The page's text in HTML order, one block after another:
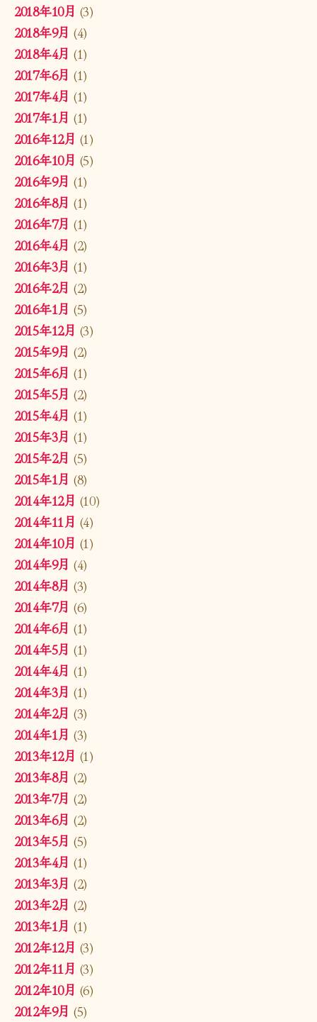
2018年10月 (3)
2018年9月 (4)
2018年4月 (1)
2017年6月 (1)
2017年4月 (1)
2017年1月 (1)
2016年12月 (1)
2016年10月 (5)
2016年9月 (1)
2016年8月 (1)
2016年7月 (1)
2016年4月 (2)
2016年3月 (1)
2016年2月 (2)
2016年1月 (5)
2015年12月 (3)
2015年9月 (2)
2015年6月 (1)
2015年5月 (2)
2015年4月 (1)
2015年3月 (1)
2015年2月 (5)
2015年1月 (8)
2014年12月 (10)
2014年11月 (4)
2014年10月 (1)
2014年9月 (4)
2014年8月 (3)
2014年7月 (6)
2014年6月 (1)
2014年5月 (1)
2014年4月 (1)
2014年3月 (1)
2014年2月 (3)
2014年1月 (3)
2013年12月 (1)
2013年8月 (2)
2013年7月 (2)
2013年6月 (2)
2013年5月 (5)
2013年4月 (1)
2013年3月 (2)
2013年2月 (2)
2013年1月 (1)
2012年12月 (3)
2012年11月 (3)
2012年10月 (6)
2012年9月 (5)